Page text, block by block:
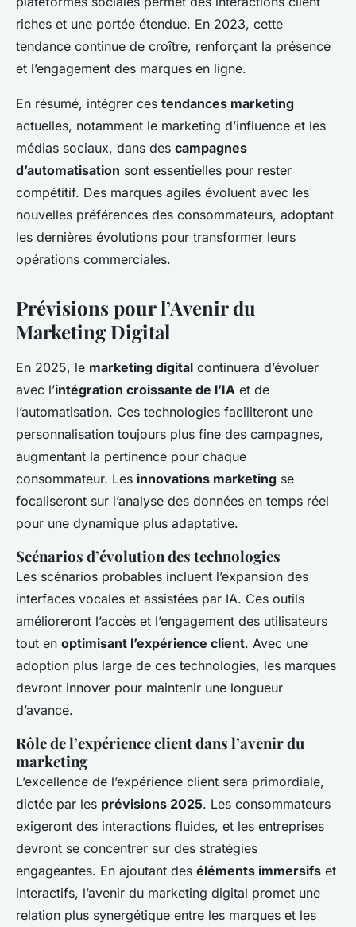
riches et une portée étendue. En 2023, cette
tendance continue de croître, renforçant la présence
et l’engagement des marques en ligne.
En résumé, intégrer ces tendances marketing
actuelles, notamment le marketing d’influence et les
médias sociaux, dans des campagnes
d’automatisation sont essentielles pour rester
compétitif. Des marques agiles évoluent avec les
nouvelles préférences des consommateurs, adoptant
les dernières évolutions pour transformer leurs
opérations commerciales.
Prévisions pour l’Avenir du
Marketing Digital
En 2025, le marketing digital continuera d’évoluer
avec l’intégration croissante de l’IA et de
l’automatisation. Ces technologies faciliteront une
personnalisation toujours plus fine des campagnes,
augmentant la pertinence pour chaque
consommateur. Les innovations marketing se
focaliseront sur l’analyse des données en temps réel
pour une dynamique plus adaptative.
Scénarios d’évolution des technologies
Les scénarios probables incluent l’expansion des
interfaces vocales et assistées par IA. Ces outils
amélioreront l’accès et l’engagement des utilisateurs
tout en optimisant l’expérience client. Avec une
adoption plus large de ces technologies, les marques
devront innover pour maintenir une longueur
d’avance.
Rôle de l’expérience client dans l’avenir du
marketing
L’excellence de l’expérience client sera primordiale,
dictée par les prévisions 2025. Les consommateurs
exigeront des interactions fluides, et les entreprises
devront se concentrer sur des stratégies
engageantes. En ajoutant des éléments immersifs et
interactifs, l’avenir du marketing digital promet une
relation plus synergétique entre les marques et les